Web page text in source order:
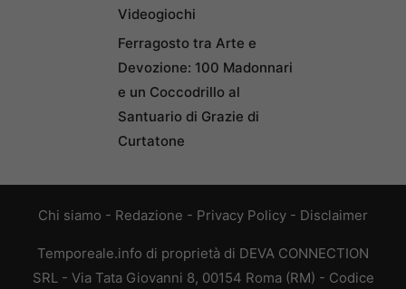
Videogiochi
Ferragosto tra Arte e
Devozione: 100 Madonnari
e un Coccodrillo al
Santuario di Grazie di
Curtatone
Chi siamo - Redazione - Privacy Policy - Disclaimer
Temporeale.info di proprietà di DEVA CONNECTION
SRL - Via Tata Giovanni 8, 00154 Roma (RM) - Codice